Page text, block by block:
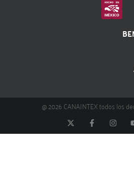
@ 2026 CANAINTEX todos los